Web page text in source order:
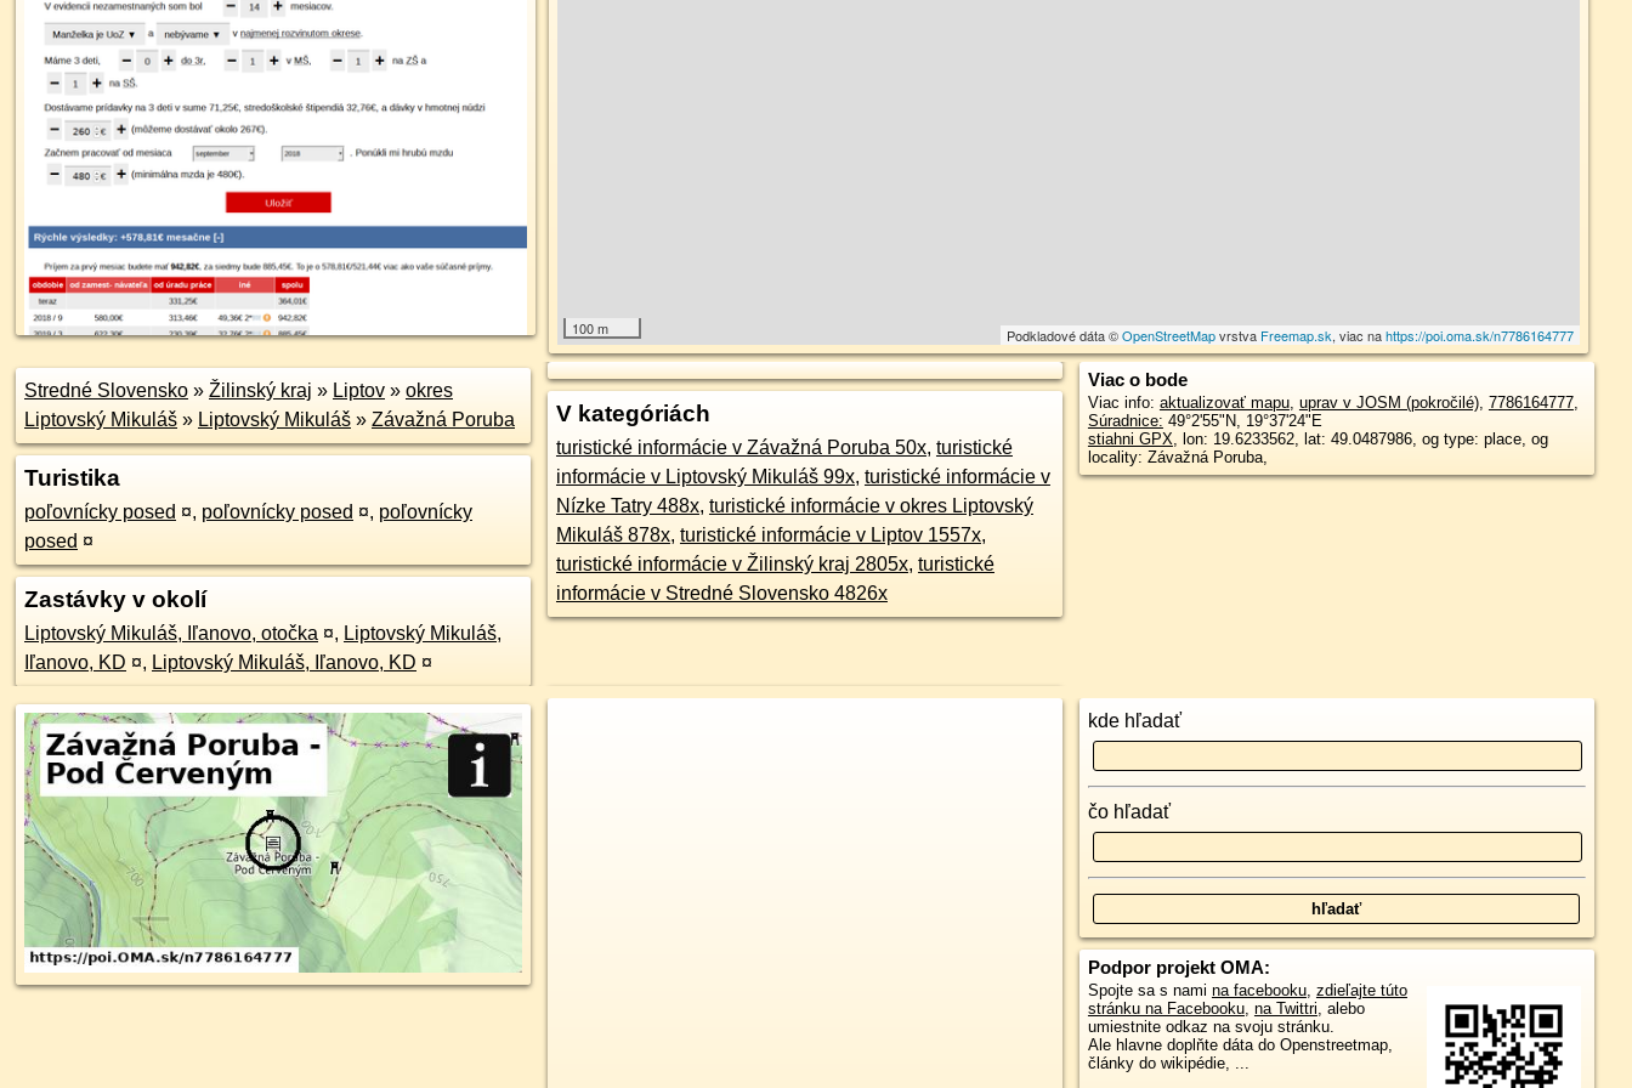
100 m Podkladové dáta ©OpenStreetMapvrstva Freemap.sk, viac nahttps://poi.oma.sk/n7786164777
Stredné Slovensko » Žilinský kraj » Liptov » okres
Liptovský Mikuláš » Liptovský Mikuláš » Závažná Poruba
Turistika
poľovnícky posed ¤, poľovnícky posed ¤, poľovnícky
posed ¤
Zastávky v okolí
Liptovský Mikuláš, Iľanovo, otočka ¤, Liptovský Mikuláš,
Iľanovo, KD ¤, Liptovský Mikuláš, Iľanovo, KD ¤
V kategóriách
turistické informácie v Závažná Poruba 50x, turistické
informácie v Liptovský Mikuláš 99x, turistické informácie v
Nízke Tatry 488x, turistické informácie v okres Liptovský
Mikuláš 878x, turistické informácie v Liptov 1557x,
turistické informácie v Žilinský kraj 2805x, turistické
informácie v Stredné Slovensko 4826x
Viac o bode
Viac info: aktualizovať mapu, uprav v JOSM (pokročilé), 7786164777,
Súradnice: 49°2'55"N, 19°37'24"E
stiahni GPX, lon: 19.6233562, lat: 49.0487986, og type: place, og
locality: Závažná Poruba,
kde hľadať
čo hľadať
Podpor projekt OMA:
Spojte sa s nami na facebooku, zdieľajte túto
stránku na Facebooku, na Twittri, alebo
umiestnite odkaz na svoju stránku.
Ale hlavne doplňte dáta do Openstreetmap,
články do wikipédie, ...